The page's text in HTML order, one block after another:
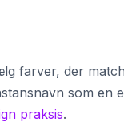
farver, der
som en
praksis.